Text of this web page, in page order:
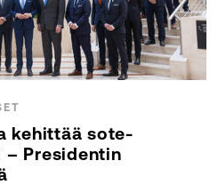
kehittää sote-
Presidentin